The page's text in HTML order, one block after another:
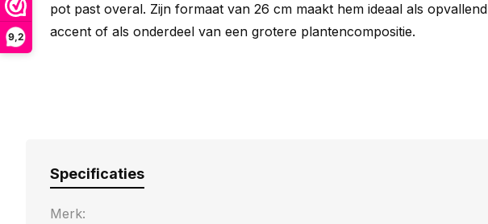
9,2
pot past overal. Zijn formaat van 26 cm maakt hem ideaal als opvallend
accent of als onderdeel van een grotere plantencompositie.
Specificaties
Merk: